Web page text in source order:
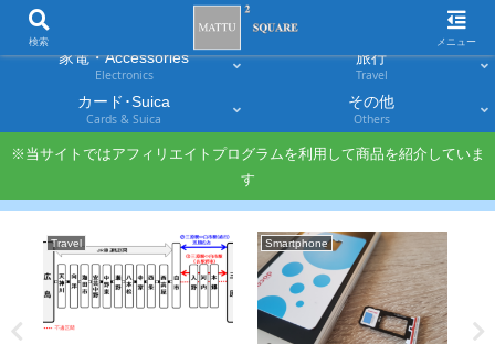
家電・Accessories
Electronics
旅行
Travel
カード･Suica
Cards & Suica
その他
Others
※当サイトではアフィリエイトプログラムを利用して商品を紹介していま
す
Travel Smartphone
検索 メニュー